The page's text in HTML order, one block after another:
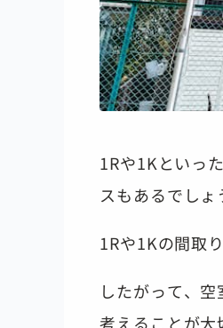
1Rや1Kといっ
スもあるでしょ
1Rや1Kの間取
したがって、
考えることが大